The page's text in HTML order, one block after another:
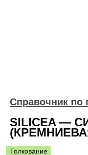
Справочник по
SILICEA —
Толкование